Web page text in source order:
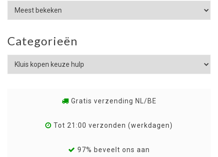
Categorieën
Gratis verzending NL/BE
Tot 21:00 verzonden (werkdagen)
97% beveelt ons aan